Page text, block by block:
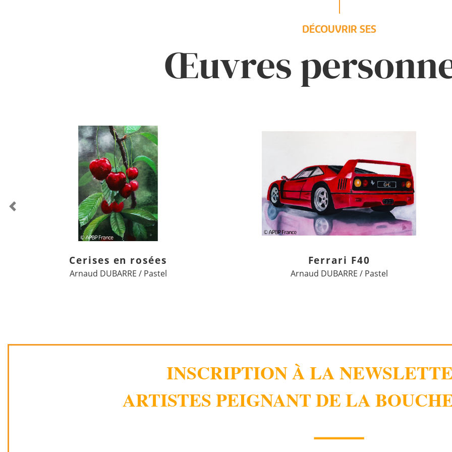
DÉCOUVRIR SES
Œuvres
Cerises en rosées
Arnaud DUBARRE / Pastel
Ferrari F40
Arnaud DUBARRE / Pastel
Previous
INSCRIPTION À LA
ARTISTES PEIGNANT DE LA
⸻